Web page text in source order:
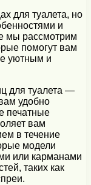
для туалета, но
и
мы рассмотрим
помогут вам
уютным и
для туалета —
удобно
печатные
вам
в течение
модели
или карманами
таких как